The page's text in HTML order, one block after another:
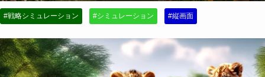
#戦略シミュレーション #シミュレーション #縦画面